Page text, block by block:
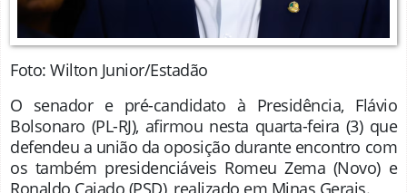
Foto: Wilton Junior/Estadão
O senador e pré-candidato à Presidência, Flávio
Bolsonaro (PL-RJ), afirmou nesta quarta-feira (3) que
defendeu a união da oposição durante encontro com
os também presidenciáveis Romeu Zema (Novo) e
Ronaldo Caiado (PSD), realizado em Minas Gerais.